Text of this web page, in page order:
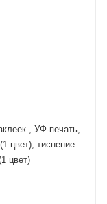
, УФ-печать,
цвет), тиснение
цвет)